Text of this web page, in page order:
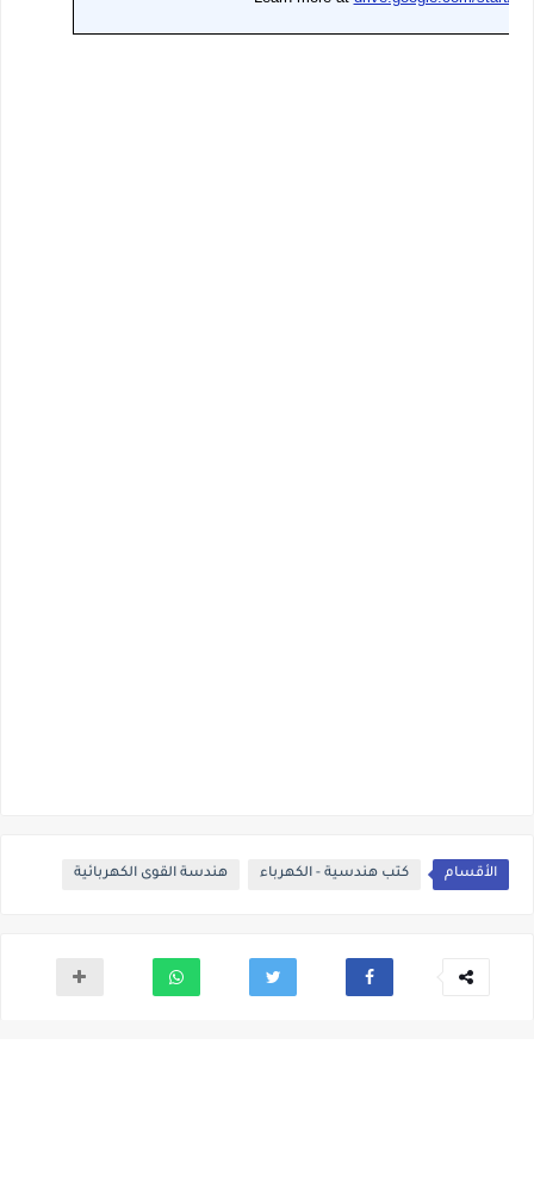
الأقسام كتب هندسية - الكهرباء هندسة القوى الكهربائية